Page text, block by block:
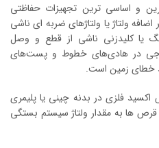
و اساسی ترین تجهیزات حفاظتی
ولتاژ یا ولتاژهای ضربه ای ناشی
یا کلیدزنی ناشی از قطع و وصل
موجی در هادی‌های خطوط و پست‌های
خطای زمین است.
فلزی در بدنه چینی یا پلیمری
ها به مقدار ولتاژ سیستم بستگی